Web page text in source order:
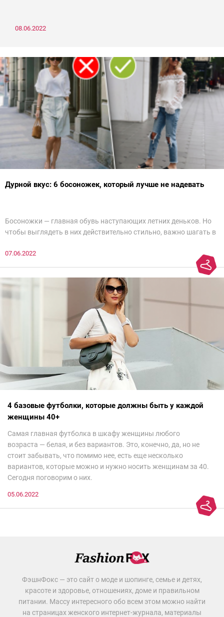
08.06.2022
Дурной вкус: 6 босоножек, который лучше не надевать
Босоножки — главная обувь наступающих летних деньков. Но
чтобы выглядеть в них действительно стильно, важно шагать в
сезоне лучше не надевать. Потому что они — гарант дурного
07.06.2022
4 базовые футболки, которые должны быть у каждой
женщины 40+
Самая главная футболка в шкафу женщины любого
возраста — белая, и без вариантов. Это, конечно, да, но не
стоит забывать, что помимо нее, есть еще несколько
вариантов, которые можно и нужно носить женщинам за 40.
Сегодня поговорим о них.
05.06.2022
ФэшнФокс — это сайт о моде и шопинге, семье и детях,
красоте и здоровье, отношениях, доме и правильном
питании. Массу интересного обо всем этом можно найти
на страницах женского интернет-журнала, материалы